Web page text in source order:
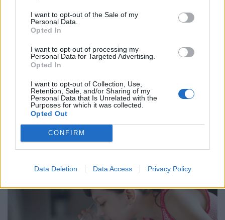
I want to opt-out of the Sale of my
Personal Data.
Opted In
I want to opt-out of processing my
Personal Data for Targeted Advertising.
Opted In
I want to opt-out of Collection, Use,
Retention, Sale, and/or Sharing of my
Personal Data that Is Unrelated with the
Purposes for which it was collected.
Opted Out
CONFIRM
Data Deletion Data Access Privacy Policy